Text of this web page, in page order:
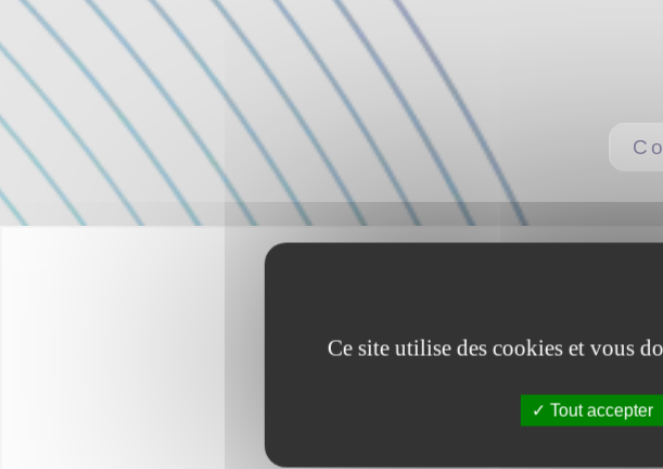
Ce site utilise des cookies et vous
Tout accepter